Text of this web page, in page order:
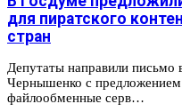
для пиратского
стран
Депутаты направили
Чернышенко с предложением
файлообменные серв…